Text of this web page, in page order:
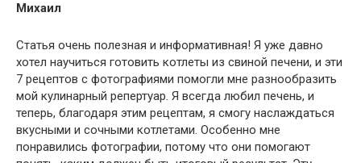
Михаил
Статья очень полезная и информативная! Я уже давно
хотел научиться готовить котлеты из свиной печени, и эти
7 рецептов с фотографиями помогли мне разнообразить
мой кулинарный репертуар. Я всегда любил печень, и
теперь, благодаря этим рецептам, я смогу наслаждаться
вкусными и сочными котлетами. Особенно мне
понравились фотографии, потому что они помогают